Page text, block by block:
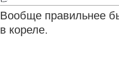
Вообще правильнее
в кореле.